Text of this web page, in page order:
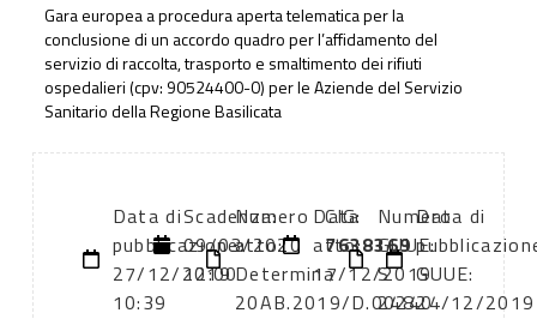
Gara europea a procedura aperta telematica per la
conclusione di un accordo quadro per l’affidamento del
servizio di raccolta, trasporto e smaltimento dei rifiuti
ospedalieri (cpv: 90524400-0) per le Aziende del Servizio
Sanitario della Regione Basilicata
Data di
pubblicazione:
27/12/2019
10:39
Scadenza:
09/03/2020
12:00
Numero
atto:
Determina
20AB.2019/D.00240
Data
atto:
17/12/2019
CIG:
7638369
Numero
GUUE:
S
248
Data di
GUUE:
24/12/2019